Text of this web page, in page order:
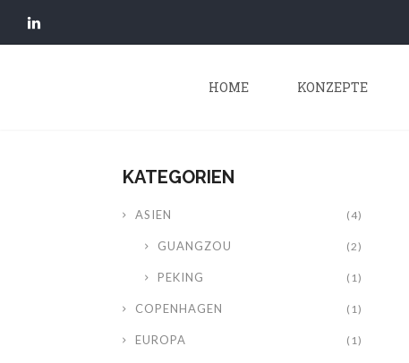
HOME KONZEPTE
KATEGORIEN
ASIEN (4)
GUANGZOU (2)
PEKING (1)
COPENHAGEN (1)
EUROPA (1)